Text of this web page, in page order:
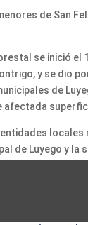
de San
se inició
y se dio
de
locales
de Luyego y la